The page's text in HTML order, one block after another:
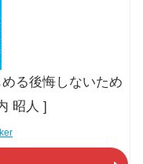
る後悔しないため
昭人 ]